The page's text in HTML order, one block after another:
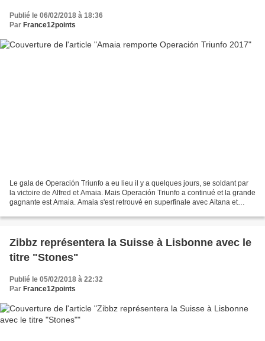
Publié le 06/02/2018 à 18:36
Par France12points
Le gala de Operación Triunfo a eu lieu il y a quelques jours, se soldant par
la victoire de Alfred et Amaia. Mais Operación Triunfo a continué et la grande
gagnante est Amaia. Amaia s'est retrouvé en superfinale avec Aitana et
Zibbz représentera la Suisse à Lisbonne avec le
titre "Stones"
Publié le 05/02/2018 à 22:32
Par France12points